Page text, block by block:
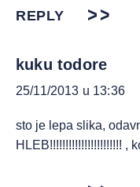
REPLY
kuku todore
25/11/2013 u 13:36
sto je lepa slika,
HLEB!!!!!!!!!!!!!!!!!!!!!!! ,